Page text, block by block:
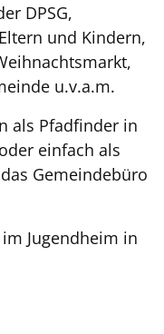
DPSG,
und Kindern,
u.v.a.m.
als Pfadfinder in
einfach als
Gemeindebüro
Jugendheim in